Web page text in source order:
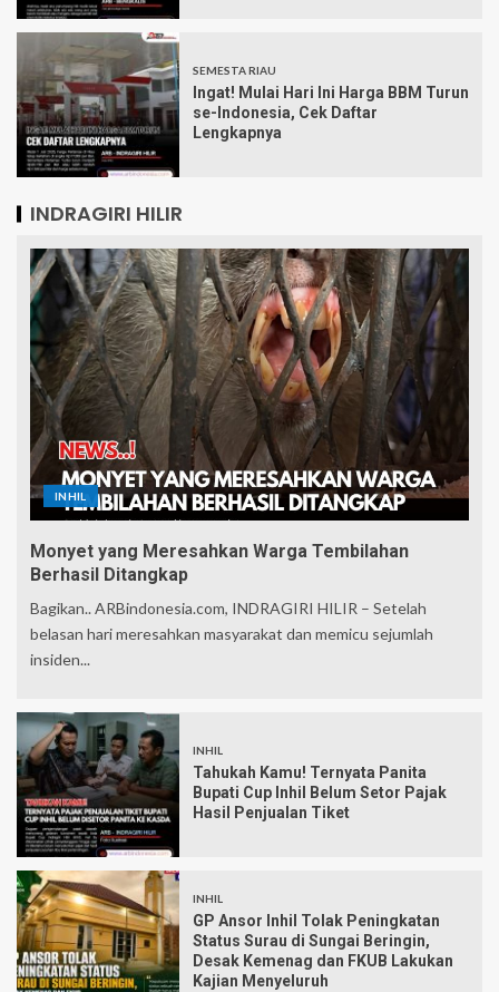
SEMESTA RIAU
Ingat! Mulai Hari Ini Harga BBM Turun
se-Indonesia, Cek Daftar
Lengkapnya
INDRAGIRI HILIR
INHIL
Monyet yang Meresahkan Warga Tembilahan
Berhasil Ditangkap
Bagikan.. ARBindonesia.com, INDRAGIRI HILIR – Setelah
belasan hari meresahkan masyarakat dan memicu sejumlah
insiden...
INHIL
Tahukah Kamu! Ternyata Panita
Bupati Cup Inhil Belum Setor Pajak
Hasil Penjualan Tiket
INHIL
GP Ansor Inhil Tolak Peningkatan
Status Surau di Sungai Beringin,
Desak Kemenag dan FKUB Lakukan
Kajian Menyeluruh